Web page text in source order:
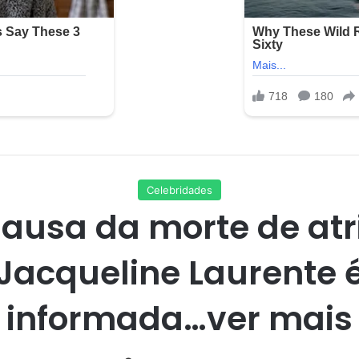
Celebridades
da morte de
Laurente
informada…ver mais